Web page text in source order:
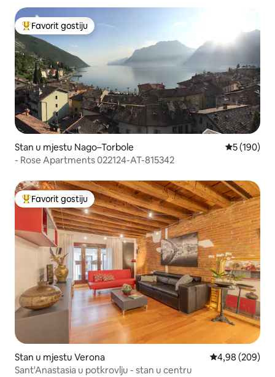
Glavni favorit gostiju
Favorit gostiju
Stan u mjestu Nago–Torbole Prosječna
5 (190)
- Rose Apartments 022124-AT-815342
Glavni favorit gostiju
Favorit gostiju
Stan u mjestu Verona Prosječna
4,98 (209)
Sant'Anastasia u potkrovlju - stan u centru